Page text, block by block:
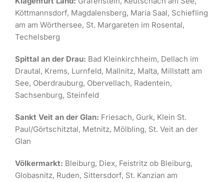
Köttmannsdorf, Magdalensberg, Maria Saal, Schiefling
am am Wörthersee, St. Margareten im Rosental,
Techelsberg
Spittal an der Drau: Bad Kleinkirchheim, Dellach im
Drautal, Krems, Lurnfeld, Mallnitz, Malta, Millstatt am
See, Oberdrauburg, Obervellach, Radentein,
Sachsenburg, Steinfeld
Sankt Veit an der Glan: Friesach, Gurk, Klein St.
Paul/Görtschitztal, Metnitz, Mölbling, St. Veit an der
Glan
Völkermarkt: Bleiburg, Diex, Feistritz ob Bleiburg,
Globasnitz, Ruden, Sittersdorf, St. Kanzian am